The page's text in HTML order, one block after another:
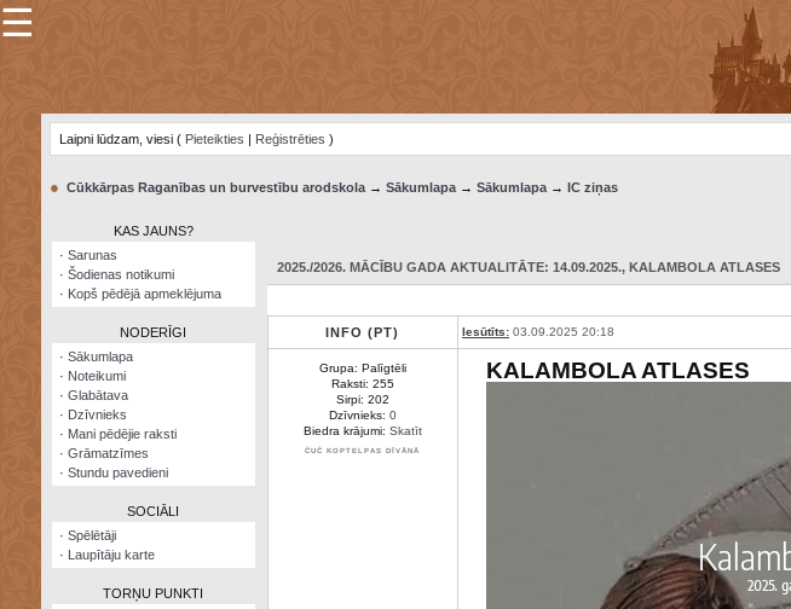
×
Šodienas
Visatcera
almanahs
☰
Laipni lūdzam, viesi ( Pieteikties | Reģistrēties )
● Cūkkārpas Raganības un burvestību arodskola→ Sākumlapa→ Sākumlapa→ IC ziņas
KAS JAUNS?
· Sarunas
· Šodienas notikumi
· Kopš pēdējā apmeklējuma
NODERĪGI
· Sākumlapa
· Noteikumi
· Glabātava
· Dzīvnieks
· Mani pēdējie raksti
· Grāmatzīmes
· Stundu pavedieni
SOCIĀLI
· Spēlētāji
· Laupītāju karte
TORŅU PUNKTI
2025./2026. MĀCĪBU GADA AKTUALITĀTE: 14.09.2025., KALAMBOLA ATLASES
INFO (PT) Iesūtīts:03.09.2025 20:18
Grupa: Palīgtēli
Raksti: 255
Sirpi: 202
Dzīvnieks: 0
Biedra krājumi: Skatīt
ČUČ KOPTELPAS DĪVĀNĀ
KALAMBOLA ATLASES